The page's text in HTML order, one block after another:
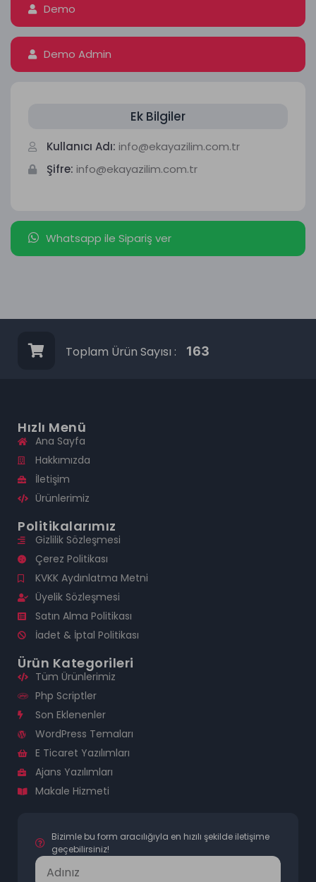
Demo
Demo Admin
Ek Bilgiler
Kullanıcı Adı: info@ekayazilim.com.tr
Şifre: info@ekayazilim.com.tr
Whatsapp ile Sipariş ver
Toplam Ürün Sayısı : 163
Hızlı Menü
Ana Sayfa
Hakkımızda
İletişim
Ürünlerimiz
Politikalarımız
Gizlilik Sözleşmesi
Çerez Politikası
KVKK Aydınlatma Metni
Üyelik Sözleşmesi
Satın Alma Politikası
İadet & İptal Politikası
Ürün Kategorileri
Tüm Ürünlerimiz
Php Scriptler
Son Eklenenler
WordPress Temaları
E Ticaret Yazılımları
Ajans Yazılımları
Makale Hizmeti
Bizimle bu form aracılığıyla en hızılı şekilde iletişime
geçebilirsiniz!